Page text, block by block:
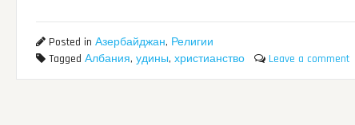
Posted in Азербайджан, Религии
Tagged Албания, удины, христианство Leave a comment